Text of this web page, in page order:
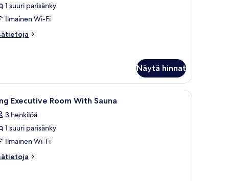
1 suuri parisänky
Ilmainen Wi-Fi
Näytä hinnat
lamppu. Hotellihuone, jossa on sänky, työpöytä,
4 Executive Room With Sauna
3 henkilöä
1 suuri parisänky
Ilmainen Wi-Fi